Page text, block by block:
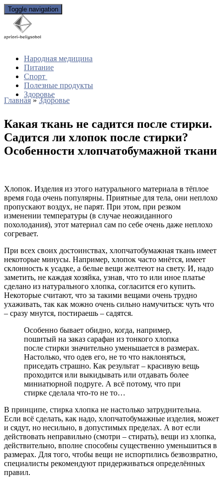
Toggle navigation
Народная медицина
Питание
Спорт
Полезные продукты
Здоровье
Главная»Здоровье
Какая ткань не садится после стирки.
Садится ли хлопок после стирки?
Особенности хлопчатобумажной ткани
Хлопок. Изделия из этого натурального материала в тёплое
время года очень популярны. Приятные для тела, они неплохо
пропускают воздух, не парят. При этом, при резком
изменении температуры (в случае неожиданного
похолодания), этот материал сам по себе очень даже неплохо
согревает.
При всех своих достоинствах, хлопчатобумажная ткань имеет
некоторые минусы. Например, хлопок часто мнётся, имеет
склонность к усадке, а белые вещи желтеют на свету. И, надо
заметить, не каждая хозяйка, узнав, что то или иное платье
сделано из натурального хлопка, согласится его купить.
Некоторые считают, что за такими вещами очень трудно
ухаживать, так как можно очень сильно намучиться: чуть что
– сразу мнутся, постираешь – садятся.
Особенно бывает обидно, когда, например,
пошитый на заказ сарафан из тонкого хлопка
после стирки значительно уменьшается в размерах.
Настолько, что одев его, не то что наклоняться,
приседать страшно. Как результат – красивую вещь
проходится или выкидывать или отдавать более
миниатюрной подруге. А всё потому, что при
стирке сделала что-то не то…
В принципе, стирка хлопка не настолько затруднительна.
Если всё сделать, как надо, хлопчатобумажные изделия, может
и сядут, но несильно, в допустимых пределах. А вот если
действовать неправильно (смотри – стирать), вещи из хлопка,
действительно, вполне способны существенно уменьшиться в
размерах. Для того, чтобы вещи не испортились безвозвратно,
специалисты рекомендуют придерживаться определённых
правил.